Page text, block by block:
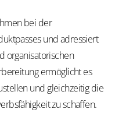
bei der
und adressiert
organisatorischen
ermöglicht es
und gleichzeitig die
zu schaffen.